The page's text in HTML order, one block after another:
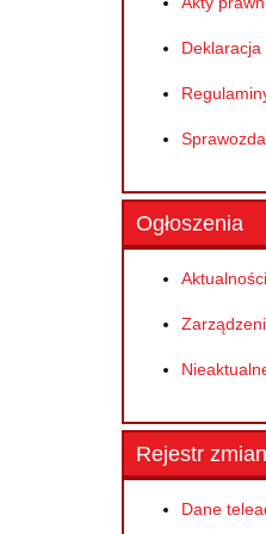
Ogłoszenia
Aktualności
Rejestr zmian
Dane